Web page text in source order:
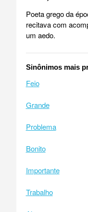
Poeta grego da
recitava com
um aedo.
Sinônimos mais
Feio
Grande
Problema
Bonito
Importante
Trabalho